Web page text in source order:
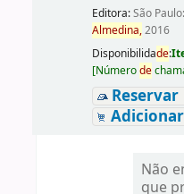
Editora:São Paulo:
Almedina,2016
Disponibilidade:
[Númerode
Reservar
Não
que